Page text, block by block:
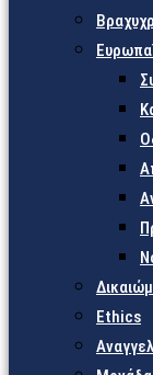
Ethics